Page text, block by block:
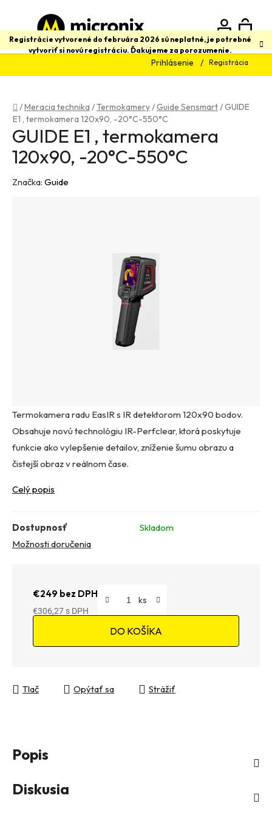
obsah
Registrácie vytvorené do februára 2026 sú neplatné, je potrebné
vytvoriť si novú registráciu. Ďakujeme za porozumenie.
Prihlásenie Registrácia
Hľadať
Domov
/Meracia technika /Termokamery/Guide Sensmart/GUIDE
E1 , termokamera 120x90, -20°C-550°C
Termokamera radu EasIR s IR detektorom 120x90 bodov.
Obsahuje novú technológiu IR-Perfclear, ktorá poskytuje
funkcie ako vylepšenie detailov, zníženie šumu obrazu a
čistejší obraz v reálnom čase.
Celý popis
Dostupnosť
Skladom
Možnosti doručenia
€249 bez DPH
€306,27
DO KOŠÍKA
Tlač Opýtať sa Strážiť
GUIDE E1 , termokamera
120x90, -20°C-550°C
Značka: Guide
Popis
Diskusia